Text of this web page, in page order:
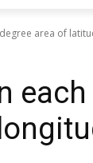
area of
each